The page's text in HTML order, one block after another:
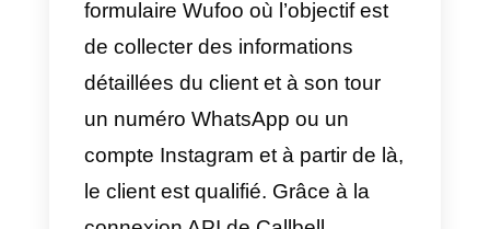
API de WhatsApp
Business
2) Créer un compteWufoo
Une fois cela fait, vous pouvez